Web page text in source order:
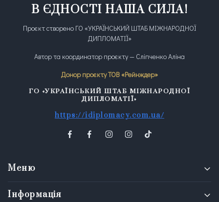
В ЄДНОСТІ НАША СИЛА!
Проєкт створено ГО «УКРАЇНСЬКИЙ ШТАБ МІЖНАРОДНОЇ
ДИПЛОМАТІЇ»
Автор та координатор проєкту — Сліпченко Аліна
Донор проєкту ТОВ «Рейнждер»
ГО «УКРАЇНСЬКИЙ ШТАБ МІЖНАРОДНОЇ
ДИПЛОМАТІЇ»
https://idiplomacy.com.ua/
Меню
Інформація